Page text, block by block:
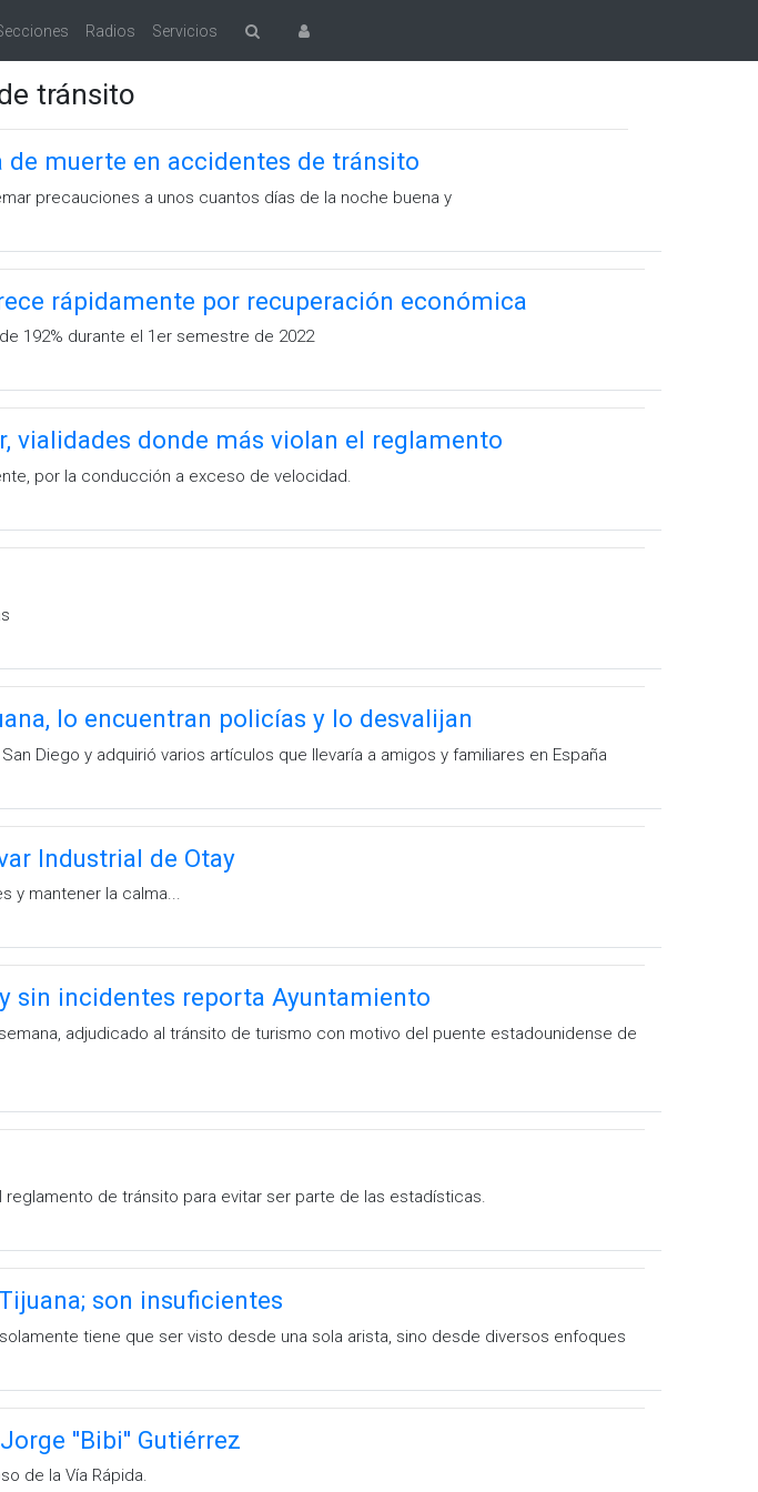
Radios Servicios
tránsito
muerte en accidentes de tránsito
precauciones a unos cuantos días de la noche buena y
rápidamente por recuperación económica
192% durante el 1er semestre de 2022
vialidades donde más violan el reglamento
por la conducción a exceso de velocidad.
lo encuentran policías y lo desvalijan
Diego y adquirió varios artículos que llevaría a amigos y familiares en España
Industrial de Otay
y mantener la calma...
sin incidentes reporta Ayuntamiento
adjudicado al tránsito de turismo con motivo del puente estadounidense de
de tránsito para evitar ser parte de las estadísticas.
son insuficientes
tiene que ser visto desde una sola arista, sino desde diversos enfoques
''Bibi'' Gutiérrez
de la Vía Rápida.